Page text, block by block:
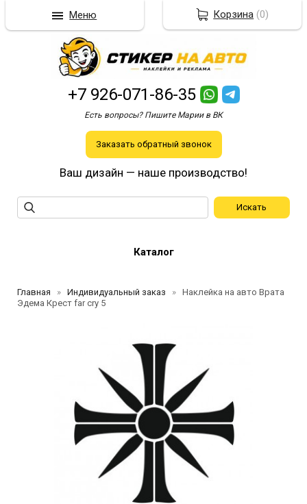
+7 926-071-86-35
Есть вопросы? Пишите Марии в ВК
Заказать обратный звонок
Ваш дизайн — наше производство!
Каталог
Главная Индивидуальный заказ
Наклейка на авто Врата
Эдема Крест far cry 5
Корзина (0)
Меню